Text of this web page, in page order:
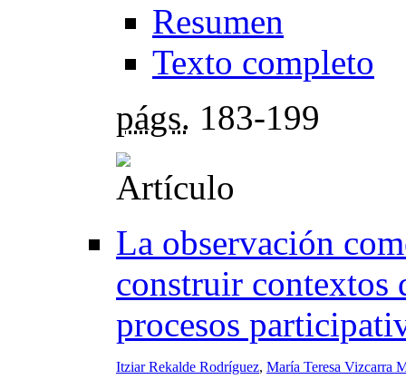
Resumen
Texto completo
págs. 183-199
La observación
construir contextos
procesos
Itziar Rekalde Rodríguez, María Teresa Vizcarra